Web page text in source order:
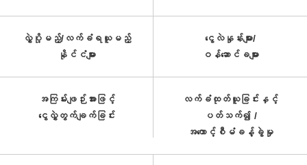
လွှဲပို့မည့်/လက်ခံရယူမည့်
နိုင်ငံများ
ငွေလဲနှုန်းများ/
ဝန်ဆောင်ခများ
အကြမ်းဖျဉ်းအားဖြင့်
ငွေလွှဲတွက်ချက်ခြင်း
လက်ခံထုတ်ယူခြင်းနှင့်
ပတ်သက်၍ /
အကောင့်စီမံခန့်ခွဲမှု